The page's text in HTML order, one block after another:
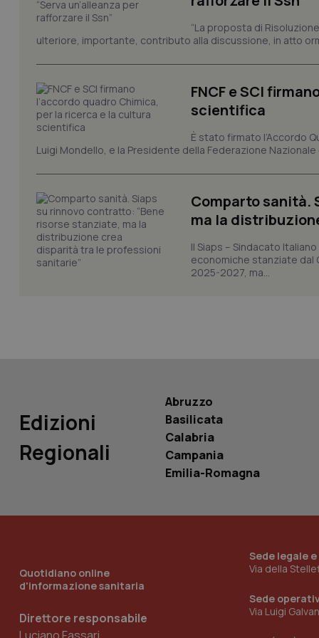
“La proposta di
ulteriore, importante, contributo alla discussione, in atto
FNCF e SCI
scientifica
È stato firmato l’Accordo
Luigi Mondello, e la Presidente della Federazione Nazionale
Comparto sanità.
ma la
Il Siaps – Sindacato
economiche stanziate dal
2025-2027, ma...
Edizioni
Regionali
Abruzzo
Basilicata
Calabria
Campania
Emilia-Romagna
Quotidiano online
d'informazione sanitaria
Direttore responsabile
Sede legale
Via della
Sede
Via Luigi
Nome
tracking-sites-
tracking-sites-
session-id
__Secure-YNID